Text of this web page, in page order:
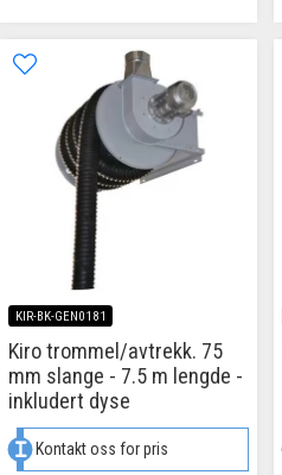
KIR-BK-GEN0181
Kiro trommel/avtrekk. 75
mm slange - 7.5 m lengde -
inkludert dyse
Kontakt oss for pris